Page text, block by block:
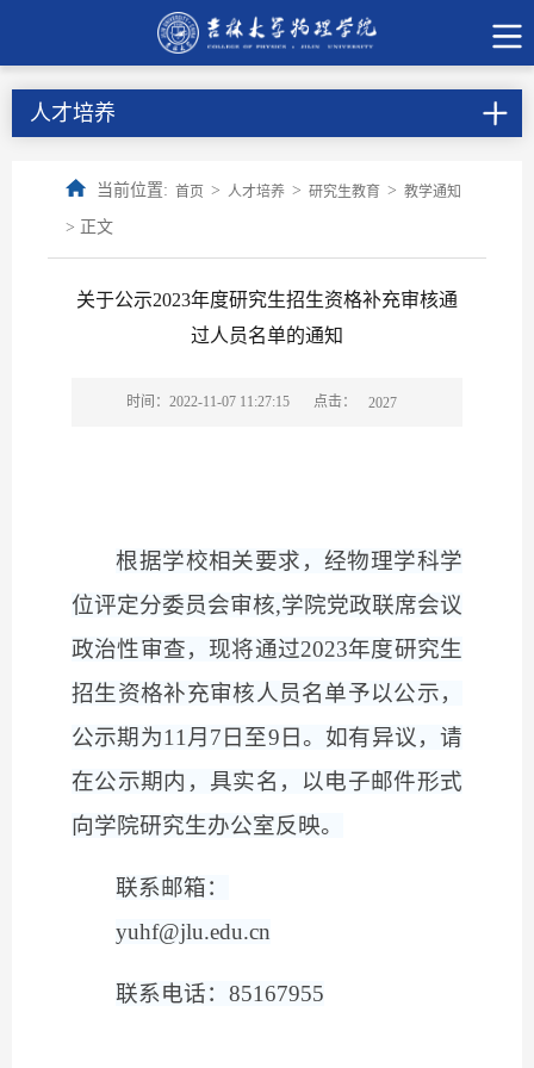
人才培养
当前位置: 首页 > 人才培养 > 研究生教育 > 教学通知
> 正文
关于公示2023年度研究生招生资格补充审核通
过人员名单的通知
时间：2022-11-07 11:27:15 点击： 2027
根据学校相关要求，经物理学科学
位评定分委员会审核,学院党政联席会议
政治性审查，现将通过2023年度研究生
招生资格补充审核人员名单予以公示，
公示期为11 月 7 日 至9 日。如有异议，请
在公示期内，具实名，以电子邮件形式
向学院研究生办公室反映。
联系邮箱：
yuhf@jlu.edu.cn
联系电话：85167955